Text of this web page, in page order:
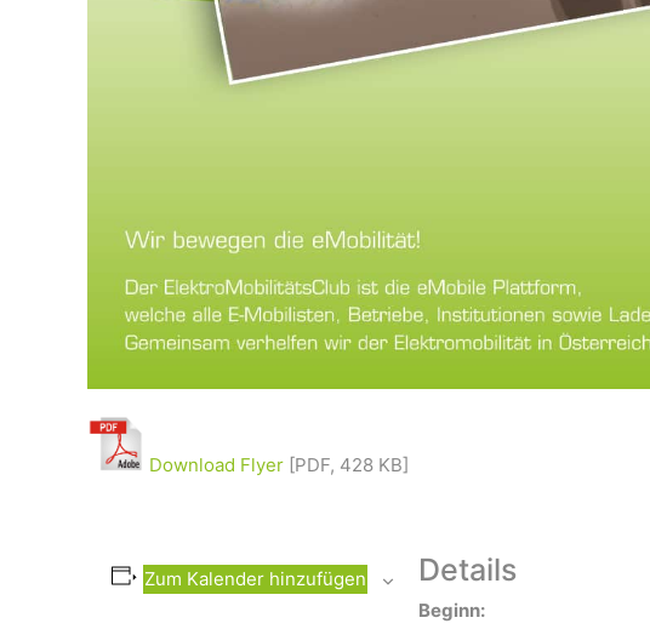
Download Flyer [PDF, 428 KB]
Zum Kalender hinzufügen Details
Beginn: